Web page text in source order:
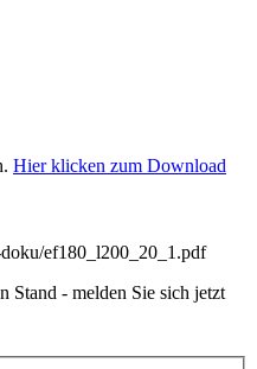
Hier klicken zum Download
ef180_l200_20_1.pdf
Stand - melden Sie sich jetzt